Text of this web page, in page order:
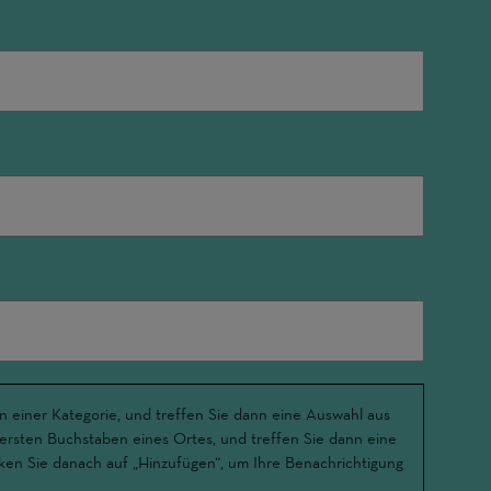
einer Kategorie, und treffen Sie dann eine Auswahl aus
Buchstaben eines Ortes, und treffen Sie dann eine
Sie danach auf „Hinzufügen“, um Ihre Benachrichtigung